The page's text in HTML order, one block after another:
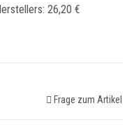
: 26,20 €
Frage zum Artikel